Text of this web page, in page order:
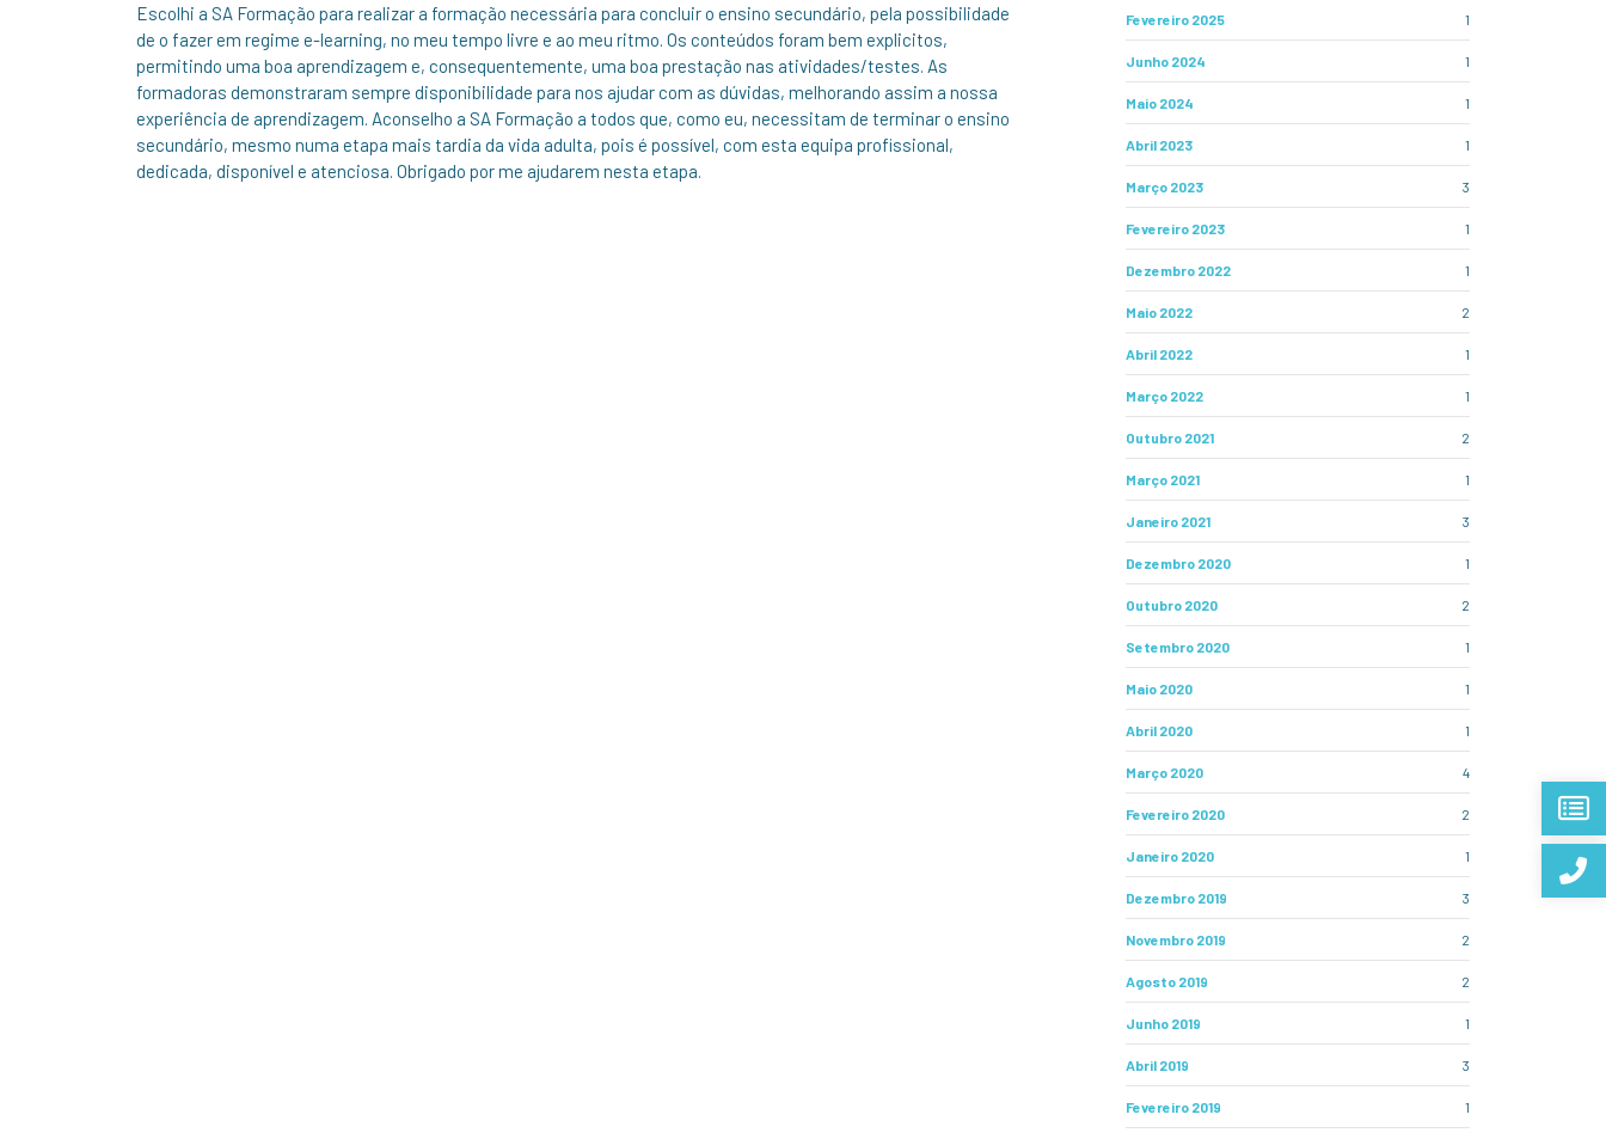
Escolhi a SA Formação para realizar a formação necessária para concluir o ensino secundário, pela possibilidade
de o fazer em regime e-learning, no meu tempo livre e ao meu ritmo. Os conteúdos foram bem explicitos,
permitindo uma boa aprendizagem e, consequentemente, uma boa prestação nas atividades/testes. As
formadoras demonstraram sempre disponibilidade para nos ajudar com as dúvidas, melhorando assim a nossa
experiência de aprendizagem. Aconselho a SA Formação a todos que, como eu, necessitam de terminar o ensino
secundário, mesmo numa etapa mais tardia da vida adulta, pois é possível, com esta equipa profissional,
dedicada, disponível e atenciosa. Obrigado por me ajudarem nesta etapa.
Fevereiro 2025 1
Junho 2024 1
Maio 2024 1
Abril 2023 1
Março 2023 3
Fevereiro 2023 1
Dezembro 2022 1
Maio 2022 2
Abril 2022 1
Março 2022 1
Outubro 2021 2
Março 2021 1
Janeiro 2021 3
Dezembro 2020 1
Outubro 2020 2
Setembro 2020 1
Maio 2020 1
Abril 2020 1
Março 2020 4
Fevereiro 2020 2
Janeiro 2020 1
Dezembro 2019 3
Novembro 2019 2
Agosto 2019 2
Junho 2019 1
Abril 2019 3
Fevereiro 2019 1